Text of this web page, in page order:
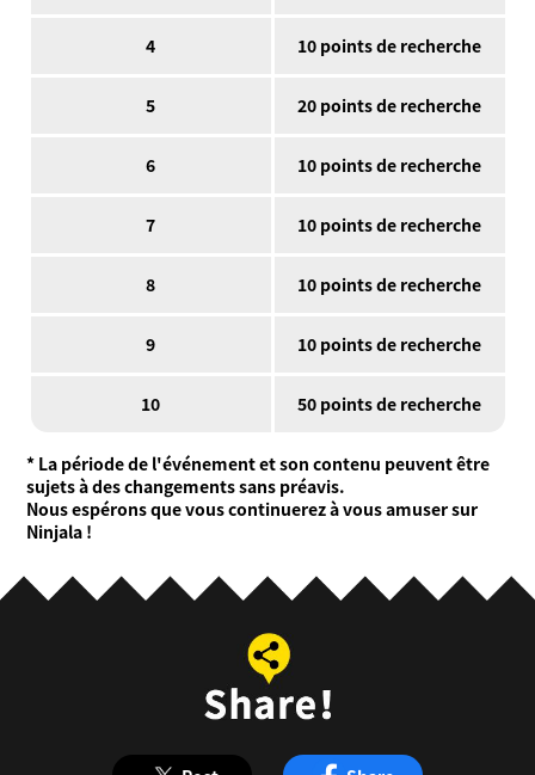
4 10 points de recherche
5 20 points de recherche
6 10 points de recherche
7 10 points de recherche
8 10 points de recherche
9 10 points de recherche
10 50 points de recherche
* La période de l'événement et son contenu peuvent être
sujets à des changements sans préavis.
Nous espérons que vous continuerez à vous amuser sur
Ninjala !